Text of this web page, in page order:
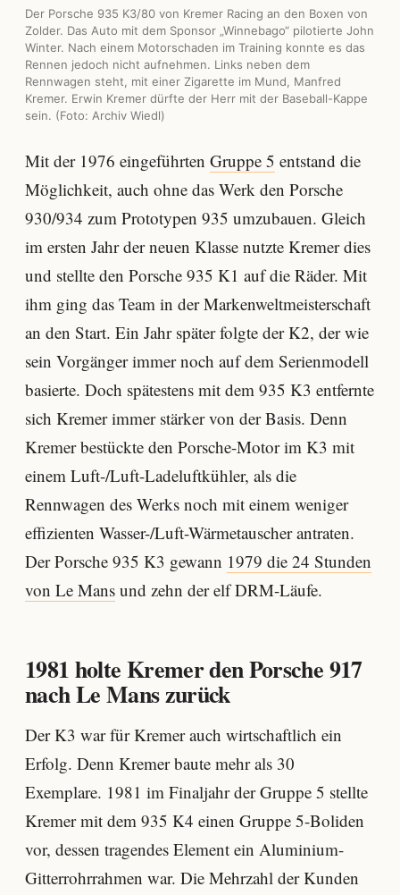
Der Porsche 935 K3/80 von Kremer Racing an den Boxen von
Zolder. Das Auto mit dem Sponsor „Winnebago“ pilotierte John
Winter. Nach einem Motorschaden im Training konnte es das
Rennen jedoch nicht aufnehmen. Links neben dem
Rennwagen steht, mit einer Zigarette im Mund, Manfred
Kremer. Erwin Kremer dürfte der Herr mit der Baseball-Kappe
sein. (Foto: Archiv Wiedl)
Mit der 1976 eingeführten Gruppe 5 entstand die
Möglichkeit, auch ohne das Werk den Porsche
930/934 zum Prototypen 935 umzubauen. Gleich
im ersten Jahr der neuen Klasse nutzte Kremer dies
und stellte den Porsche 935 K1 auf die Räder. Mit
ihm ging das Team in der Markenweltmeisterschaft
an den Start. Ein Jahr später folgte der K2, der wie
sein Vorgänger immer noch auf dem Serienmodell
basierte. Doch spätestens mit dem 935 K3 entfernte
sich Kremer immer stärker von der Basis. Denn
Kremer bestückte den Porsche-Motor im K3 mit
einem Luft-/Luft-Ladeluftkühler, als die
Rennwagen des Werks noch mit einem weniger
effizienten Wasser-/Luft-Wärmetauscher antraten.
Der Porsche 935 K3 gewann 1979 die 24 Stunden
von Le Mans und zehn der elf DRM-Läufe.
1981 holte Kremer den Porsche 917
nach Le Mans zurück
Der K3 war für Kremer auch wirtschaftlich ein
Erfolg. Denn Kremer baute mehr als 30
Exemplare. 1981 im Finaljahr der Gruppe 5 stellte
Kremer mit dem 935 K4 einen Gruppe 5-Boliden
vor, dessen tragendes Element ein Aluminium-
Gitterrohrrahmen war. Die Mehrzahl der Kunden